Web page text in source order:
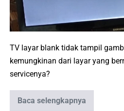
Gambar:
Penyebab
&
Solusinya
TV layar blank tidak tampil
kemungkinan dari layar yang
servicenya?
Baca selengkapnya
Service